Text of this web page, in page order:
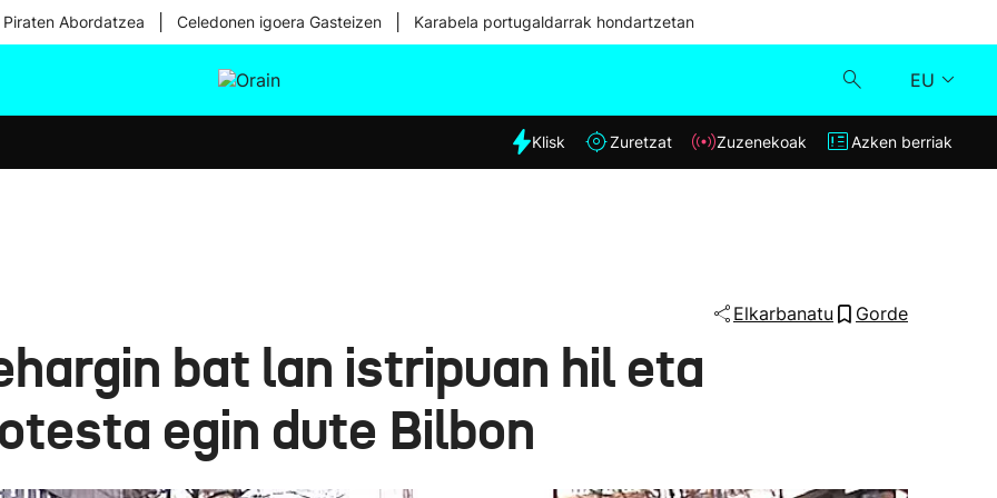
Abordatzea Celedonen igoera Gasteizen Karabela portugaldarrak hondartzetan
EU
Eguraldia
Klisk
Klisk Zuretzat Zuzenekoak Azken berriak
Elkarbanatu Gorde
bat lan istripuan hil eta
egin dute Bilbon